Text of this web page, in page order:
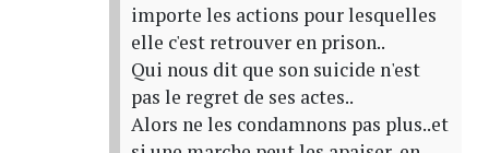
importe les actions pour lesquelles
elle c'est retrouver en prison..
Qui nous dit que son suicide n'est
pas le regret de ses actes..
Alors ne les condamnons pas plus..et